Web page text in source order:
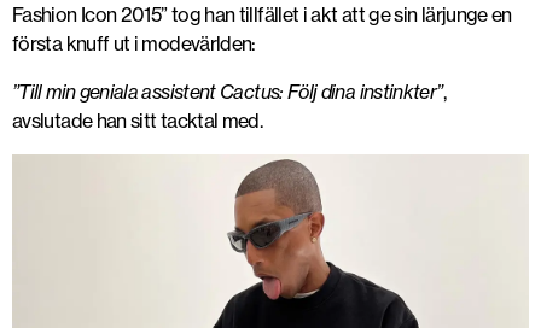
Fashion Icon 2015” tog han tillfället i akt att ge sin lärjunge en
första knuff ut i modevärlden:
”Till min geniala assistent Cactus: Följ dina instinkter”,
avslutade han sitt tacktal med.